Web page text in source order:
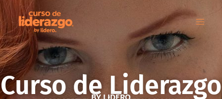
Ir
al
contenido
Curso de Liderazgo